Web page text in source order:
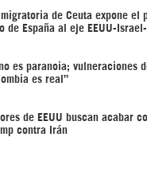
de Ceuta expone el
de España al eje EEUU-
es paranoia; vulneraciones
es real”
de EEUU buscan acabar
contra Irán